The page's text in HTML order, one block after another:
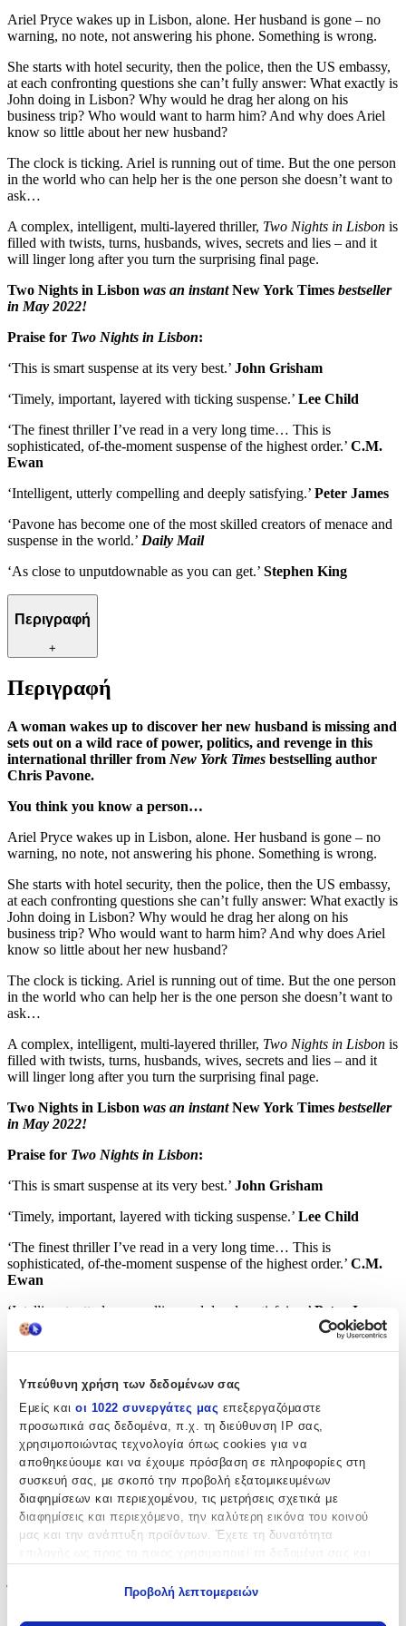
Υπεύθυνη χρήση των δεδομένων σας
Εμείς και οι 1022 συνεργάτες μας επεξεργαζόμαστε
προσωπικά σας δεδομένα, π.χ. τη διεύθυνση IP σας,
χρησιμοποιώντας τεχνολογία όπως cookies για να
αποθηκεύουμε και να έχουμε πρόσβαση σε πληροφορίες στη
συσκευή σας, με σκοπό την προβολή εξατομικευμένων
διαφημίσεων και περιεχομένου, τις μετρήσεις σχετικά με
διαφημίσεις και περιεχόμενο, την καλύτερη εικόνα του κοινού
μας και την ανάπτυξη προϊόντων. Έχετε τη δυνατότητα
Προβολή λεπτομερειών
Ariel Pryce wakes up in Lisbon, alone. Her husband is gone – no
warning, no note, not answering his phone. Something is wrong.
She starts with hotel security, then the police, then the US embassy,
at each confronting questions she can’t fully answer: What exactly is
John doing in Lisbon? Why would he drag her along on his
business trip? Who would want to harm him? And why does Ariel
know so little about her new husband?
The clock is ticking. Ariel is running out of time. But the one person
in the world who can help her is the one person she doesn’t want to
ask…
A complex, intelligent, multi-layered thriller, Two Nights in Lisbon is
filled with twists, turns, husbands, wives, secrets and lies – and it
will linger long after you turn the surprising final page.
Two Nights in Lisbon was an instantNew York Times bestseller
in May 2022!
Praise for Two Nights in Lisbon:
‘This is smart suspense at its very best.’ John Grisham
‘Timely, important, layered with ticking suspense.’ Lee Child
‘The finest thriller I’ve read in a very long time… This is
sophisticated, of-the-moment suspense of the highest order.’ C.M.
Ewan
‘Intelligent, utterly compelling and deeply satisfying.’ Peter James
‘Pavone has become one of the most skilled creators of menace and
suspense in the world.’ Daily Mail
‘As close to unputdownable as you can get.’ Stephen King
Περιγραφή
+
Περιγραφή
A woman wakes up to discover her new husband is missing and
sets out on a wild race of power, politics, and revenge in this
international thriller from New York Times bestselling author
Chris Pavone.
You think you know a person…
Ariel Pryce wakes up in Lisbon, alone. Her husband is gone – no
warning, no note, not answering his phone. Something is wrong.
She starts with hotel security, then the police, then the US embassy,
at each confronting questions she can’t fully answer: What exactly is
John doing in Lisbon? Why would he drag her along on his
business trip? Who would want to harm him? And why does Ariel
know so little about her new husband?
The clock is ticking. Ariel is running out of time. But the one person
in the world who can help her is the one person she doesn’t want to
ask…
A complex, intelligent, multi-layered thriller, Two Nights in Lisbon is
filled with twists, turns, husbands, wives, secrets and lies – and it
will linger long after you turn the surprising final page.
Two Nights in Lisbon was an instantNew York Times bestseller
in May 2022!
Praise for Two Nights in Lisbon:
‘This is smart suspense at its very best.’ John Grisham
‘Timely, important, layered with ticking suspense.’ Lee Child
‘The finest thriller I’ve read in a very long time… This is
sophisticated, of-the-moment suspense of the highest order.’ C.M.
Ewan
‘Intelligent, utterly compelling and deeply satisfying.’ Peter James
‘Pavone has become one of the most skilled creators of menace and
‘As close to unputdownable as you can get.’
Χαρακτηριστικά
Συγγραφέας:
Chris Pavone
Εκδότης
0802